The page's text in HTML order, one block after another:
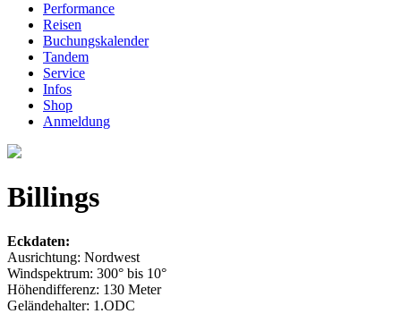
Performance
Reisen
Buchungskalender
Tandem
Service
Infos
Shop
Anmeldung
Billings
Eckdaten:
Ausrichtung: Nordwest
Windspektrum: 300° bis 10°
Höhendifferenz: 130 Meter
Geländehalter: 1.ODC